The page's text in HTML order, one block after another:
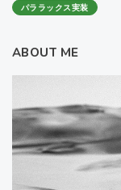
パララックス実装
ABOUT ME